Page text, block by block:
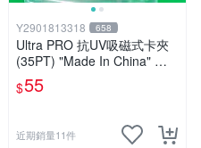
Y2901813318 658
Ultra PRO 抗UV吸磁式卡夾
(35PT) "Made In China" 啦
啦隊 物料用卡磚磁鐵殼
$55
近期銷量11件